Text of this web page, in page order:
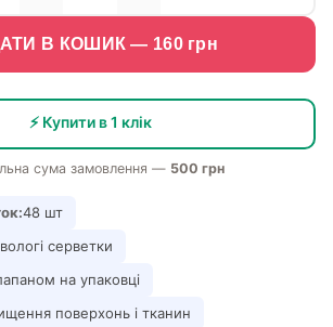
В КОШИК — 160грн
⚡ Купити в 1 клік
сума замовлення — 500 грн
48 шт
серветки
на упаковці
поверхонь і тканин